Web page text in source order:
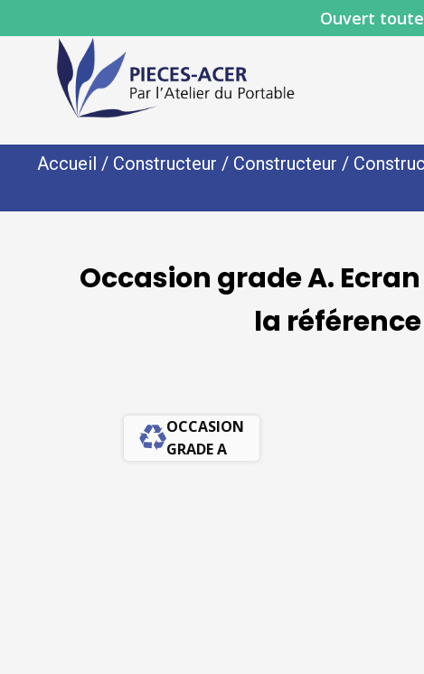
Ouvert toute
Accueil / Constructeur / Constructeur /
Occasion grade A.
la
OCCASION
GRADE A